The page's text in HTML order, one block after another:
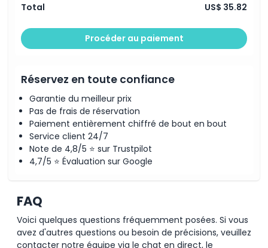
Total US$ 35.82
Procéder au paiement
Réservez en toute confiance
Garantie du meilleur prix
Pas de frais de réservation
Paiement entièrement chiffré de bout en bout
Service client 24/7
Note de 4,8/5 ⭐ sur Trustpilot
4,7/5 ⭐ Évaluation sur Google
FAQ
Voici quelques questions fréquemment posées. Si vous
avez d'autres questions ou besoin de précisions, veuillez
contacter notre équipe via le chat en direct, le